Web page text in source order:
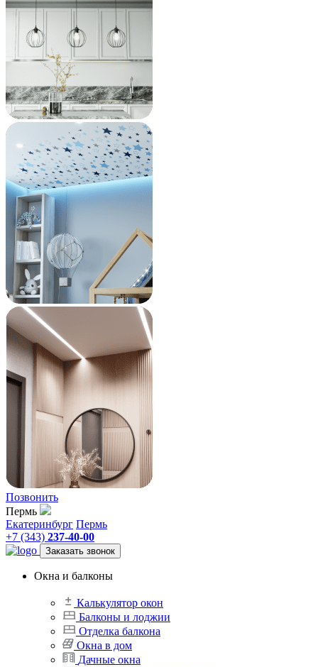
Позвонить
Пермь
Екатеринбург Пермь
+7 (343) 237-40-00
Заказать звонок
Окна и балконы
Калькулятор окон
Балконы и лоджии
Отделка балкона
Окна в дом
Дачные окна